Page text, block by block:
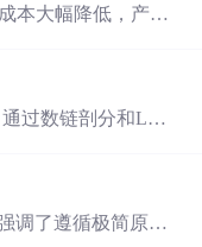
的时代。,
本大幅降低，产量
推出NFT系列，苹
人直播带货仍在早
过数链剖分和LCA
调了遵循极简原则